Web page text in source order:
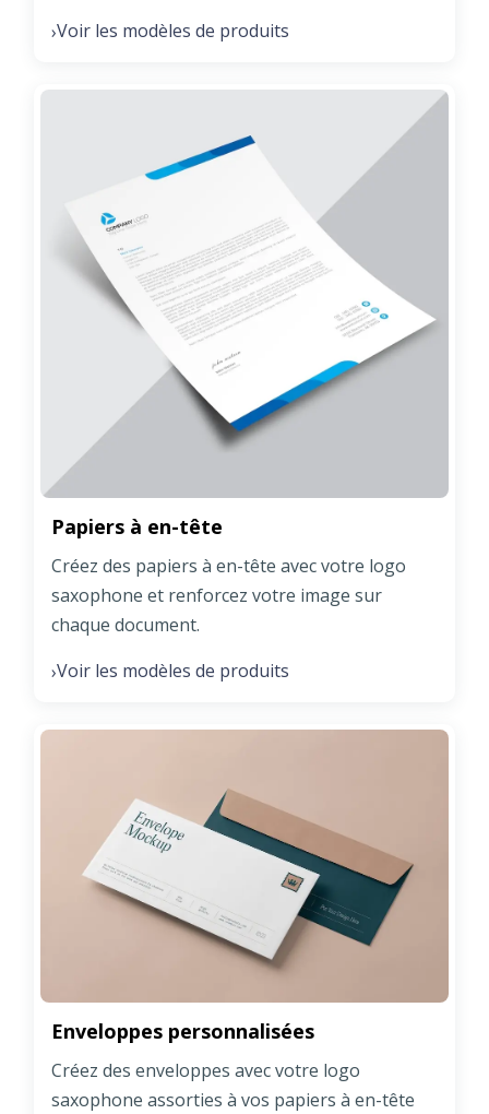
›Voir les modèles de produits
Papiers à en-tête
Créez des papiers à en-tête avec votre logo
saxophone et renforcez votre image sur
chaque document.
›Voir les modèles de produits
Enveloppes personnalisées
Créez des enveloppes avec votre logo
saxophone assorties à vos papiers à en-tête